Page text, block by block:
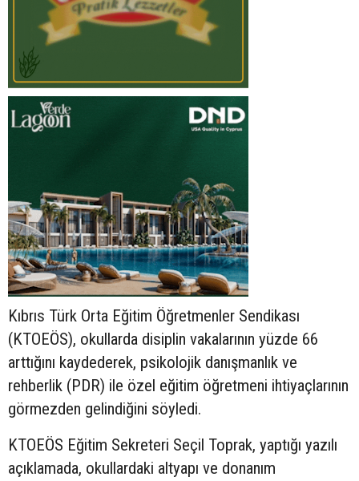
Kıbrıs Türk Orta Eğitim Öğretmenler Sendikası
(KTOEÖS), okullarda disiplin vakalarının yüzde 66
arttığını kaydederek, psikolojik danışmanlık ve
rehberlik (PDR) ile özel eğitim öğretmeni ihtiyaçlarının
görmezden gelindiğini söyledi.
KTOEÖS Eğitim Sekreteri Seçil Toprak, yaptığı yazılı
açıklamada, okullardaki altyapı ve donanım